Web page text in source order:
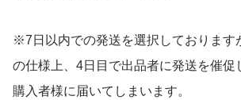
※7日以内での発送を選択しております
の仕様上、4日目で出品者に発送を催促
購入者様に届いてしまいます。